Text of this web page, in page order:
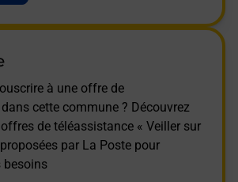
à une offre de
cette commune ? Découvrez
de téléassistance « Veiller sur
par La Poste pour
besoins